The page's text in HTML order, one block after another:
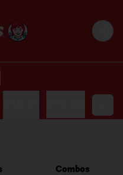
Login
Combos